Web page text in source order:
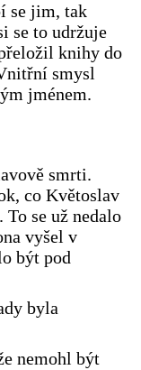
se jim, tak
se to udržuje
knihy do
smysl
jménem.
smrti.
co Květoslav
se už nedalo
vyšel v
být pod
byla
nemohl být